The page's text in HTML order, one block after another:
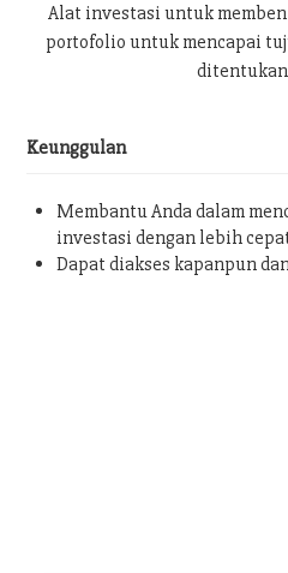
Alat investasi untuk
portofolio untuk mencapai
ditentukan
Keunggulan
Membantu Anda dalam
investasi dengan lebih
Dapat diakses kapanpun